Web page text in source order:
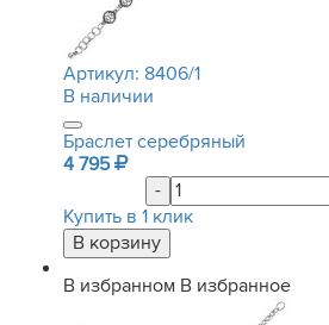
Артикул: 8406/1
В наличии
Браслет серебряный
4 795
-
Купить в 1 клик
В избранном В избранное